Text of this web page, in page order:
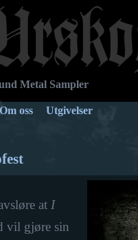
Metal Sampler
Om oss Utgivelser
at I
vil gjøre sin